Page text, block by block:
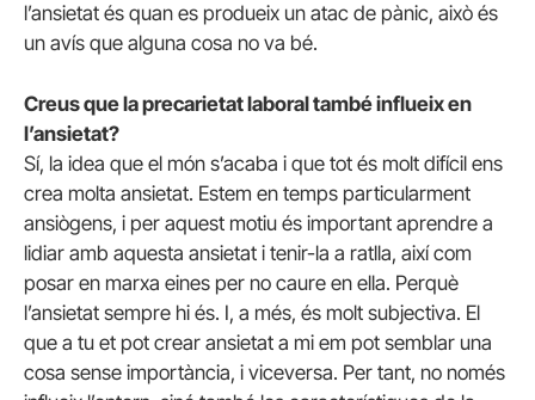
l’ansietat és quan es produeix un atac de pànic, això és
un avís que alguna cosa no va bé.
Creus que la precarietat laboral també influeix en
l’ansietat?
Sí, la idea que el món s’acaba i que tot és molt difícil ens
crea molta ansietat. Estem en temps particularment
ansiògens, i per aquest motiu és important aprendre a
lidiar amb aquesta ansietat i tenir-la a ratlla, així com
posar en marxa eines per no caure en ella. Perquè
l’ansietat sempre hi és. I, a més, és molt subjectiva. El
que a tu et pot crear ansietat a mi em pot semblar una
cosa sense importància, i viceversa. Per tant, no només